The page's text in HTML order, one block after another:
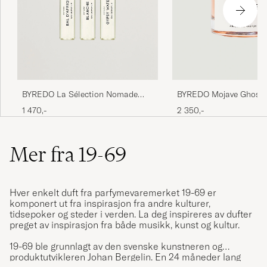
BYREDO La Sélection Nomade
3x12ml
1 470,-
BYREDO Mojave Ghost
Parfum 50ml
2 350,-
Mer fra 19-69
Hver enkelt duft fra parfymevaremerket 19-69 er
komponert ut fra inspirasjon fra andre kulturer,
tidsepoker og steder i verden. La deg inspireres av dufter
preget av inspirasjon fra både musikk, kunst og kultur.
19-69 ble grunnlagt av den svenske kunstneren og
produktutvikleren Johan Bergelin. En 24 måneder lang